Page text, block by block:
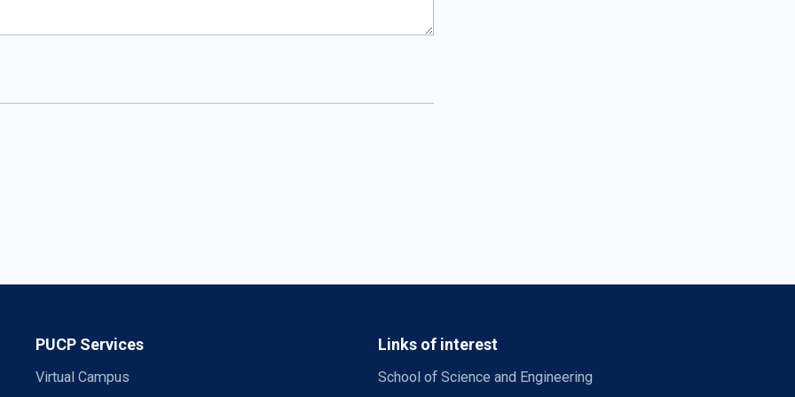
PUCP Services
Virtual Campus
Links of interest
School of Science and Engineering